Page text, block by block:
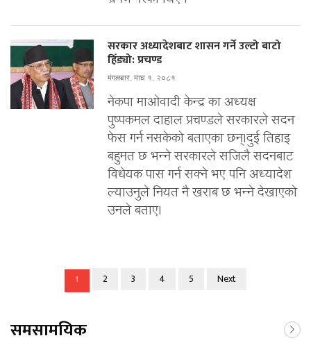
सरकार अध्यादेशबाट शासन गर्ने उल्टो बाटो
हिँड्यो: प्रचण्ड
मंगलबार, माघ १, २०८१
नेकपा माओवादी केन्द्र का अध्यक्ष
पुष्पकमल दाहाल प्रचण्डले सरकारले सदन
फेस गर्न नसकेको बताएका छन्।दुई तिहाइ
बहुमत छ भन्ने सरकारले सजिलै सदनबाट
विधेयक पास गर्न सक्ने भए पनि अध्यादेश
ल्याउनुले नियत नै खराब छ भन्ने देखाएको
उनले बताए।
1 2 3 4 5 Next
समसामयिक